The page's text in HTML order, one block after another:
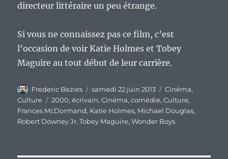
directeur littéraire un peu étrange.
Si vous ne connaissez pas ce film, c’est
l’occasion de voir Katie Holmes et Tobey
Maguire au tout début de leur carrière.
Auteur
Frederic Bezies
Publié
le
samedi 22 juin 2013 Catégories
Cinéma,
Culture
Étiquettes
2000,écrivain,Cinéma,comédie,Culture,
Frances McDormand, Katie Holmes, Michael Douglas,
Robert Downey Jr,Tobey Maguire,Wonder Boys